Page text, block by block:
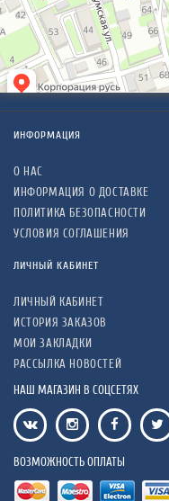
ИНФОРМАЦИЯ
О НАС
ИНФОРМАЦИЯ О ДОСТАВКЕ
ПОЛИТИКА БЕЗОПАСНОСТИ
УСЛОВИЯ СОГЛАШЕНИЯ
ЛИЧНЫЙ КАБИНЕТ
ЛИЧНЫЙ КАБИНЕТ
ИСТОРИЯ ЗАКАЗОВ
МОИ ЗАКЛАДКИ
РАССЫЛКА НОВОСТЕЙ
НАШ МАГАЗИН В СОЦСЕТЯХ
ВОЗМОЖНОСТЬ ОПЛАТЫ